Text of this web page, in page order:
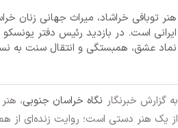
هنر توبافی خراشاد، میراث جهانی زنان
ایرانی است. در بازدید رئیس دفتر یونسکو
نماد عشق، همبستگی و انتقال سنت به
به گزارش خبرنگار نگاه خراسان جنوبی،
از یک هنر دستی است؛ روایت زنده‌ای از